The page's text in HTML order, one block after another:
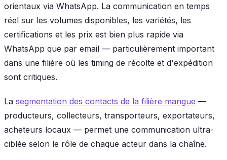
orientaux via WhatsApp. La communication en temps
réel sur les volumes disponibles, les variétés, les
certifications et les prix est bien plus rapide via
WhatsApp que par email — particulièrement important
dans une filière où les timing de récolte et d'expédition
sont critiques.
La segmentation des contacts de la filière mangue —
producteurs, collecteurs, transporteurs, exportateurs,
acheteurs locaux — permet une communication ultra-
ciblée selon le rôle de chaque acteur dans la chaîne.